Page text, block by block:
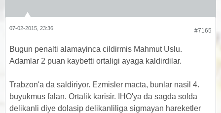
#7165
07-02-2015, 23:36
Bugun penalti alamayinca cildirmis Mahmut Uslu.
Adamlar 2 puan kaybetti ortaligi ayaga kaldirdilar.
Trabzon'a da saldiriyor. Ezmisler macta, bunlar nasil 4.
buyukmus falan. Ortalik karisir. IHO'ya da sagda solda
delikanli diye dolasip delikanliliga sigmayan hareketler